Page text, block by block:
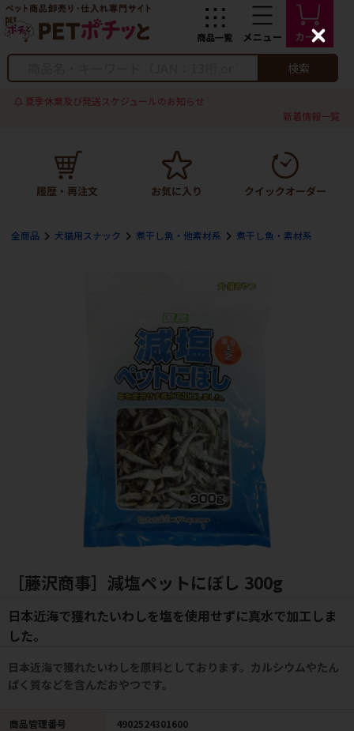
検索
夏季休業及び発送スケジュールのお知らせ
新着情報一覧
全商品 犬猫用スナック 煮干し魚・他素材系 煮干し魚・素材系
［藤沢商事］減塩ペットにぼし 300g
日本近海で獲れたいわしを塩を使用せずに真水で加工しま
した。
日本近海で獲れたいわしを原料としております。カルシウムやたん
ぱく質などを含んだおやつです。
商品管理番号 4902524301600
C
l
s